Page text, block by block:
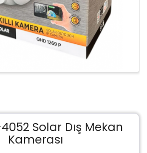
Solar Dış Mekan
Kamerası